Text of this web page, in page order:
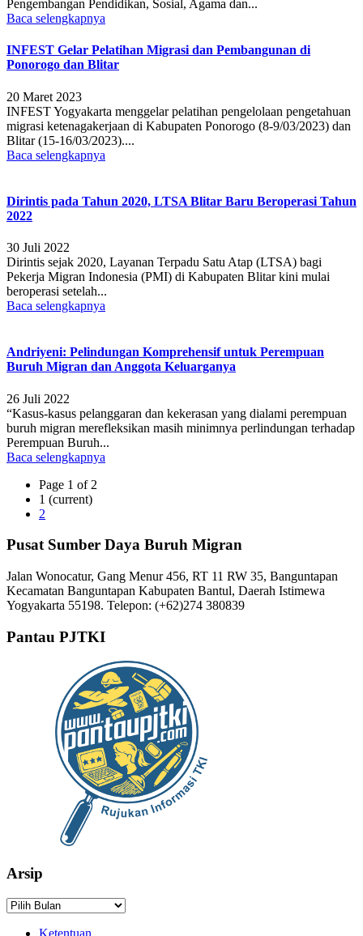
Pengembangan Pendidikan, Sosial, Agama dan...
Baca selengkapnya
INFEST Gelar Pelatihan Migrasi dan Pembangunan di
Ponorogo dan Blitar
20 Maret 2023
INFEST Yogyakarta menggelar pelatihan pengelolaan pengetahuan
migrasi ketenagakerjaan di Kabupaten Ponorogo (8-9/03/2023) dan
Blitar (15-16/03/2023)....
Baca selengkapnya
Dirintis pada Tahun 2020, LTSA Blitar Baru Beroperasi Tahun
2022
30 Juli 2022
Dirintis sejak 2020, Layanan Terpadu Satu Atap (LTSA) bagi
Pekerja Migran Indonesia (PMI) di Kabupaten Blitar kini mulai
beroperasi setelah...
Baca selengkapnya
Andriyeni: Pelindungan Komprehensif untuk Perempuan
Buruh Migran dan Anggota Keluarganya
26 Juli 2022
“Kasus-kasus pelanggaran dan kekerasan yang dialami perempuan
buruh migran merefleksikan masih minimnya perlindungan terhadap
Perempuan Buruh...
Baca selengkapnya
Page 1 of 2
1 (current)
2
Pusat Sumber Daya Buruh Migran
Jalan Wonocatur, Gang Menur 456, RT 11 RW 35, Banguntapan
Kecamatan Banguntapan Kabupaten Bantul, Daerah Istimewa
Yogyakarta 55198. Telepon: (+62)274 380839
Pantau PJTKI
Arsip
Arsip
Ketentuan